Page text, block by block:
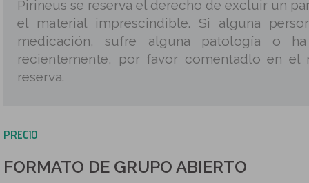
Pirineus se reserva el derecho de excluir un
el material imprescindible. Si alguna
medicación, sufre alguna patología o
recientemente, por favor comentadlo en el
reserva.
PRECIO
FORMATO DE GRUPO ABIERTO